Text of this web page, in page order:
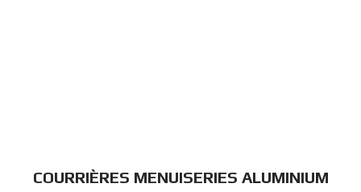
COURRIÈRES MENUISERIES ALUMINIUM